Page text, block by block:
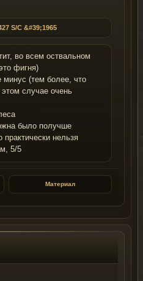
S/C &#39;1965
во всем оствальном
фигня)
(тем более, что
случае очень
было получше
нельзя
5/5
Материал